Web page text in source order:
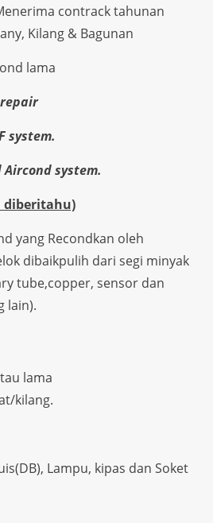
contrack tahunan
Kilang & Bagunan
lama
system.
system.
diberitahu)
yang Recondkan oleh
dibaikpulih dari segi minyak
tube,copper, sensor dan
lain).
lama
kilang.
Lampu, kipas dan Soket